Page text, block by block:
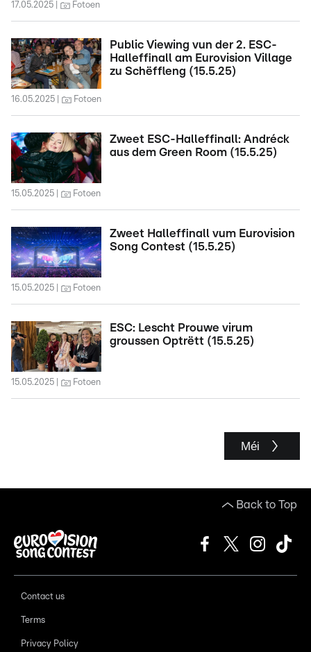
17.05.2025 Fotoen
Public Viewing vun der 2. ESC-
Halleffinall am Eurovision Village
zu Schëffleng (15.5.25)
16.05.2025 Fotoen
Zweet ESC-Halleffinall: Andréck
aus dem Green Room (15.5.25)
15.05.2025 Fotoen
Zweet Halleffinall vum Eurovision
Song Contest (15.5.25)
15.05.2025 Fotoen
ESC: Lescht Prouwe virum
groussen Optrëtt (15.5.25)
15.05.2025 Fotoen
Méi
Back to Top
Contact us
Terms
Privacy Policy